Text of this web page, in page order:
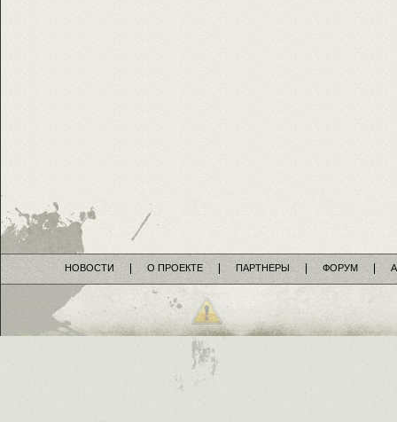
НОВОСТИ О ПРОЕКТЕ ПАРТНЕРЫ ФОРУМ